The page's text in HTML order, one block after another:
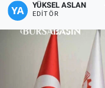
YÜKSEL ASLAN
EDITÖR
Gündem
Sağlık
Haber Arşivi